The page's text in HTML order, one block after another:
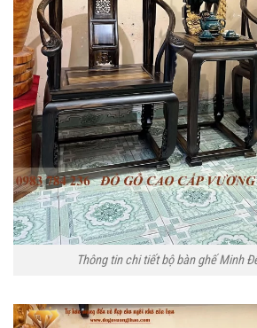
Thông tin chi tiết bộ bàn ghế Minh